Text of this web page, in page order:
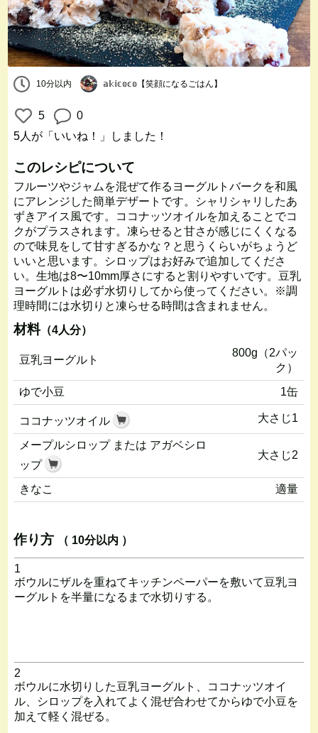
10分以内 𝕒𝕜𝕚𝕔𝕠𝕔𝕠【笑顔になるごはん】
5
0
5人 が「いいね！」しました！
このレシピについて
フルーツやジャムを混ぜて作るヨーグルトバークを和風
にアレンジした簡単デザートです。シャリシャリしたあ
ずきアイス風です。ココナッツオイルを加えることでコ
クがプラスされます。凍らせると甘さが感じにくくなる
ので味見をして甘すぎるかな？と思うくらいがちょうど
いいと思います。シロップはお好みで追加してくださ
い。生地は8〜10mm厚さにすると割りやすいです。豆乳
ヨーグルトは必ず水切りしてから使ってください。※調
理時間には水切りと凍らせる時間は含まれません。
材料（4人分）
豆乳ヨーグルト
800g（2パッ
ク）
ゆで小豆
1缶
ココナッツオイル 大さじ1
メープルシロップ または アガベシロ
ップ
大さじ2
きなこ 適量
作り方 （ 10分以内 ）
1
ボウルにザルを重ねてキッチンペーパーを敷いて豆乳ヨ
ーグルトを半量になるまで水切りする。
2
ボウルに水切りした豆乳ヨーグルト、ココナッツオイ
ル、シロップを入れてよく混ぜ合わせてからゆで小豆を
加えて軽く混ぜる。